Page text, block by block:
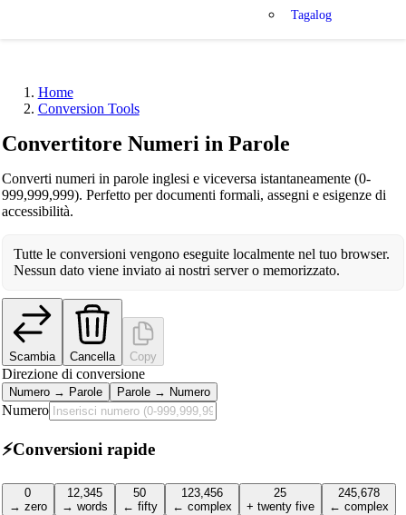
Tagalog
Home
Conversion Tools
Convertitore Numeri in Parole
Converti numeri in parole inglesi e viceversa istantaneamente (0-
999,999,999). Perfetto per documenti formali, assegni e esigenze di
accessibilità.
Tutte le conversioni vengono eseguite localmente nel tuo browser.
Nessun dato viene inviato ai nostri server o memorizzato.
Scambia Cancella Copy
Direzione di conversione
Numero → Parole Parole → Numero
Numero
⚡Conversioni rapide
0
→ zero
12,345
→ words
50
← fifty
123,456
← complex
25
+ twenty five
245,678
← complex